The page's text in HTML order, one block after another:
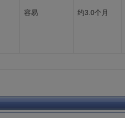
容易 约3.0个月